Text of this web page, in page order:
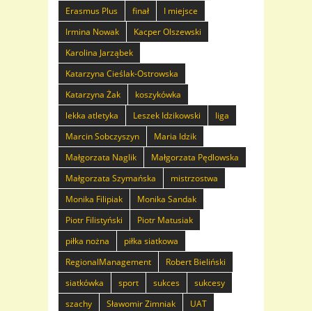
Erasmus Plus
finał
I miejsce
Irmina Nowak
Kacper Olszewski
Karolina Jarząbek
Katarzyna Cieślak-Ostrowska
Katarzyna Żak
koszykówka
lekka atletyka
Leszek Idzikowski
liga
Marcin Sobczyszyn
Maria Idzik
Małgorzata Naglik
Małgorzata Pędlowska
Małgorzata Szymańska
mistrzostwa
Monika Filipiak
Monika Sandak
Piotr Filistyński
Piotr Matusiak
piłka nożna
piłka siatkowa
RegionalManagement
Robert Bieliński
siatkówka
sport sukces
sukcesy
szachy
Sławomir Zimniak
UAT